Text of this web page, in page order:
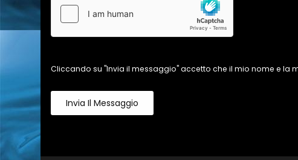
Cliccando su "Invia il messaggio" accetto che il mio nome e la
Invia Il Messaggio